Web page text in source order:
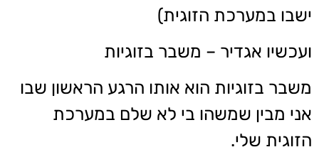
ישבו במערכת הזוגית)
ועכשיו אגדיר – משבר בזוגיות
משבר בזוגיות הוא אותו הרגע הראשון שבו
אני מבין שמשהו בי לא שלם במערכת
הזוגית שלי.